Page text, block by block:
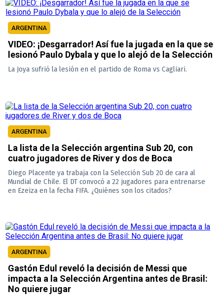
ARGENTINA
VIDEO: ¡Desgarrador! Así fue la jugada en la que se
lesionó Paulo Dybala y que lo alejó de la Selección
La Joya sufrió la lesión en el partido de Roma vs Cagliari.
ARGENTINA
La lista de la Selección argentina Sub 20, con
cuatro jugadores de River y dos de Boca
Diego Placente ya trabaja con la Selección Sub 20 de cara al
Mundial de Chile. El DT convocó a 22 jugadores para entrenarse
en Ezeiza en la fecha FIFA. ¿Quiénes son los citados?
ARGENTINA
Gastón Edul reveló la decisión de Messi que
impacta a la Selección Argentina antes de Brasil:
No quiere jugar